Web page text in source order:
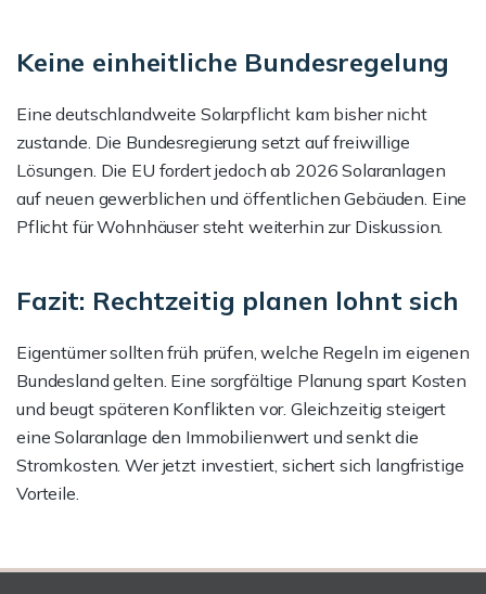
Keine einheitliche Bundesregelung
Eine deutschlandweite Solarpflicht kam bisher nicht
zustande. Die Bundesregierung setzt auf freiwillige
Lösungen. Die EU fordert jedoch ab 2026 Solaranlagen
auf neuen gewerblichen und öffentlichen Gebäuden. Eine
Pflicht für Wohnhäuser steht weiterhin zur Diskussion.
Fazit: Rechtzeitig planen lohnt sich
Eigentümer sollten früh prüfen, welche Regeln im eigenen
Bundesland gelten. Eine sorgfältige Planung spart Kosten
und beugt späteren Konflikten vor. Gleichzeitig steigert
eine Solaranlage den Immobilienwert und senkt die
Stromkosten. Wer jetzt investiert, sichert sich langfristige
Vorteile.